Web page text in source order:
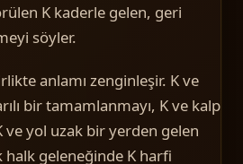
K kaderle gelen, geri
söyler.
anlamı zenginleşir. K ve
bir tamamlanmayı, K ve kalp
ve yol uzak bir yerden gelen
halk geleneğinde K harfi